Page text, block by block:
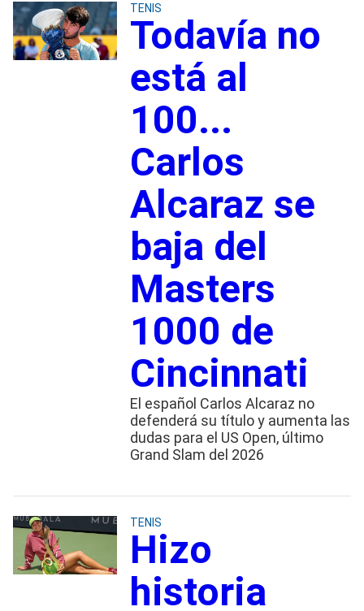
TENIS
Todavía no
está al
100...
Carlos
Alcaraz se
baja del
Masters
1000 de
Cincinnati
El español Carlos Alcaraz no
defenderá su título y aumenta las
dudas para el US Open, último
Grand Slam del 2026
TENIS
Hizo
historia